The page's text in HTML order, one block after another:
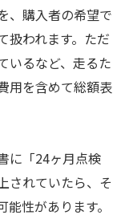
、購入者の希望で
扱われます。ただ
いるなど、走るた
用を含めて総額表
に「24ヶ月点検
されていたら、そ
性があります。